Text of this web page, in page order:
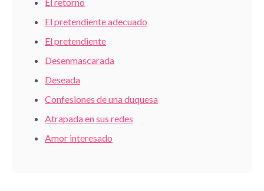
El pretendiente adecuado
El pretendiente
Desenmascarada
Deseada
Confesiones de una duquesa
Atrapada en sus redes
Amor interesado